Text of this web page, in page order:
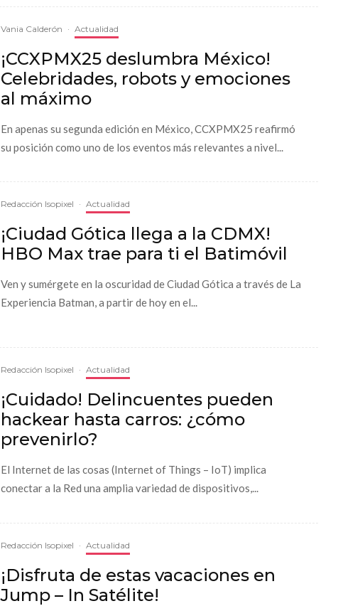
Vania Calderón · Actualidad
¡CCXPMX25 deslumbra México!
Celebridades, robots y emociones
al máximo
En apenas su segunda edición en México, CCXPMX25 reafirmó
su posición como uno de los eventos más relevantes a nivel...
Redacción Isopixel · Actualidad
¡Ciudad Gótica llega a la CDMX!
HBO Max trae para ti el Batimóvil
Ven y sumérgete en la oscuridad de Ciudad Gótica a través de La
Experiencia Batman, a partir de hoy en el...
Redacción Isopixel · Actualidad
¡Cuidado! Delincuentes pueden
hackear hasta carros: ¿cómo
prevenirlo?
El Internet de las cosas (Internet of Things – IoT) implica
conectar a la Red una amplia variedad de dispositivos,...
Redacción Isopixel · Actualidad
¡Disfruta de estas vacaciones en
Jump – In Satélite!